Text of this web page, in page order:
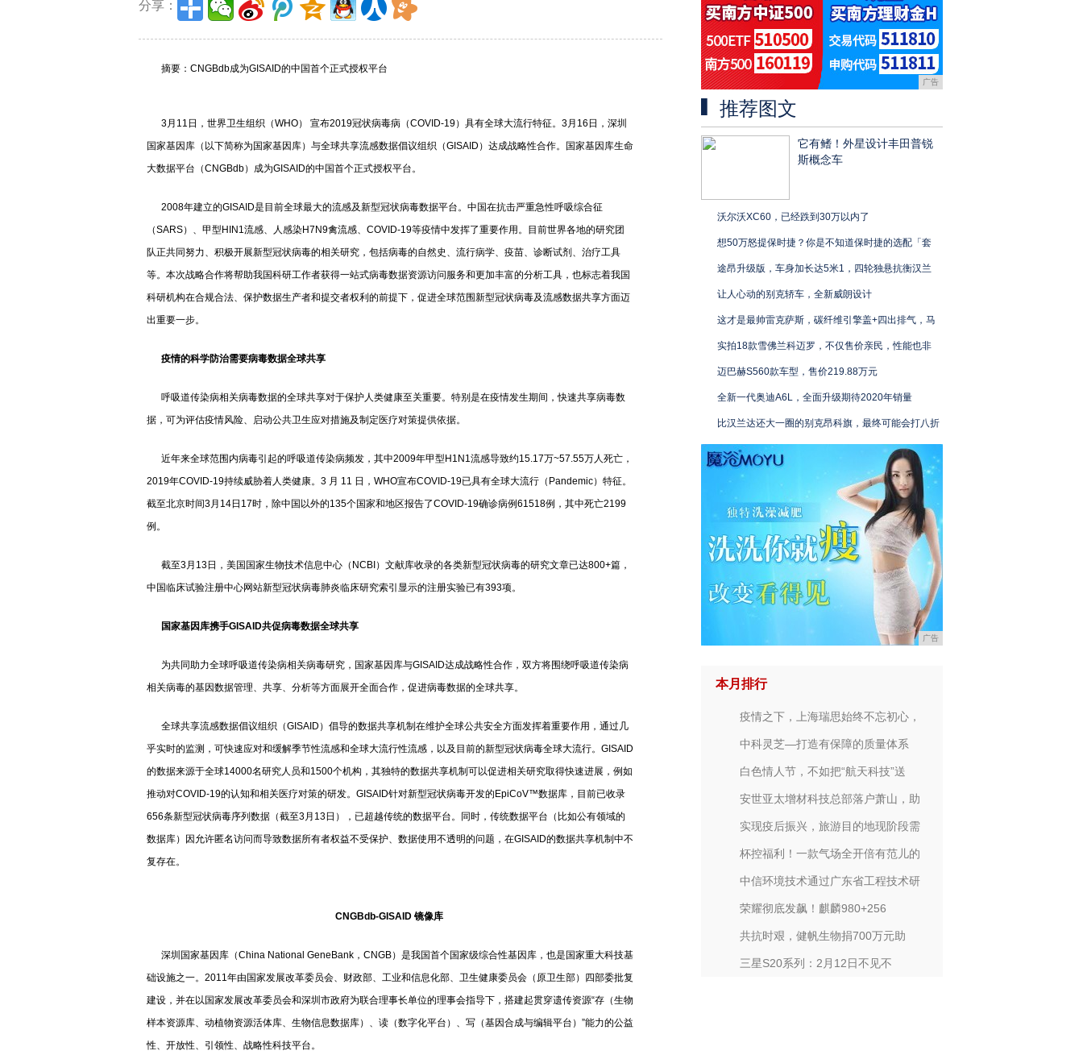
分享：
摘要：CNGBdb成为GISAID的中国首个正式授权平台
3月11日，世界卫生组织（WHO） 宣布2019冠状病毒病（COVID-19）具有全球大流行特征。3月16日，深圳
国家基因库（以下简称为国家基因库）与全球共享流感数据倡议组织（GISAID）达成战略性合作。国家基因库生命
大数据平台（CNGBdb）成为GISAID的中国首个正式授权平台。
2008年建立的GISAID是目前全球最大的流感及新型冠状病毒数据平台。中国在抗击严重急性呼吸综合征
（SARS）、甲型HIN1流感、人感染H7N9禽流感、COVID-19等疫情中发挥了重要作用。目前世界各地的研究团
队正共同努力、积极开展新型冠状病毒的相关研究，包括病毒的自然史、流行病学、疫苗、诊断试剂、治疗工具
等。本次战略合作将帮助我国科研工作者获得一站式病毒数据资源访问服务和更加丰富的分析工具，也标志着我国
科研机构在合规合法、保护数据生产者和提交者权利的前提下，促进全球范围新型冠状病毒及流感数据共享方面迈
出重要一步。
疫情的科学防治需要病毒数据全球共享
呼吸道传染病相关病毒数据的全球共享对于保护人类健康至关重要。特别是在疫情发生期间，快速共享病毒数
据，可为评估疫情风险、启动公共卫生应对措施及制定医疗对策提供依据。
近年来全球范围内病毒引起的呼吸道传染病频发，其中2009年甲型H1N1流感导致约15.17万~57.55万人死亡，
2019年COVID-19持续威胁着人类健康。3 月 11 日，WHO宣布COVID-19已具有全球大流行（Pandemic）特征。
截至北京时间3月14日17时，除中国以外的135个国家和地区报告了COVID-19确诊病例61518例，其中死亡2199
例。
截至3月13日，美国国家生物技术信息中心（NCBI）文献库收录的各类新型冠状病毒的研究文章已达800+篇，
中国临床试验注册中心网站新型冠状病毒肺炎临床研究索引显示的注册实验已有393项。
国家基因库携手GISAID共促病毒数据全球共享
为共同助力全球呼吸道传染病相关病毒研究，国家基因库与GISAID达成战略性合作，双方将围绕呼吸道传染病
相关病毒的基因数据管理、共享、分析等方面展开全面合作，促进病毒数据的全球共享。
全球共享流感数据倡议组织（GISAID）倡导的数据共享机制在维护全球公共安全方面发挥着重要作用，通过几
乎实时的监测，可快速应对和缓解季节性流感和全球大流行性流感，以及目前的新型冠状病毒全球大流行。GISAID
的数据来源于全球14000名研究人员和1500个机构，其独特的数据共享机制可以促进相关研究取得快速进展，例如
推动对COVID-19的认知和相关医疗对策的研发。GISAID针对新型冠状病毒开发的EpiCoV™数据库，目前已收录
656条新型冠状病毒序列数据（截至3月13日），已超越传统的数据平台。同时，传统数据平台（比如公有领域的
数据库）因允许匿名访问而导致数据所有者权益不受保护、数据使用不透明的问题，在GISAID的数据共享机制中不
复存在。
CNGBdb-GISAID 镜像库
深圳国家基因库（China National GeneBank，CNGB）是我国首个国家级综合性基因库，也是国家重大科技基
础设施之一。2011年由国家发展改革委员会、财政部、工业和信息化部、卫生健康委员会（原卫生部）四部委批复
建设，并在以国家发展改革委员会和深圳市政府为联合理事长单位的理事会指导下，搭建起贯穿遗传资源“存（生物
样本资源库、动植物资源活体库、生物信息数据库）、读（数字化平台）、写（基因合成与编辑平台）”能力的公益
性、开放性、引领性、战略性科技平台。
广告
推荐图文
它有鳍！外星设计丰田普锐
斯概念车
沃尔沃XC60，已经跌到30万以内了
想50万怒提保时捷？你是不知道保时捷的选配「套
途昂升级版，车身加长达5米1，四轮独悬抗衡汉兰
让人心动的别克轿车，全新威朗设计
这才是最帅雷克萨斯，碳纤维引擎盖+四出排气，马
实拍18款雪佛兰科迈罗，不仅售价亲民，性能也非
迈巴赫S560款车型，售价219.88万元
全新一代奥迪A6L，全面升级期待2020年销量
比汉兰达还大一圈的别克昂科旗，最终可能会打八折
广告
本月排行
疫情之下，上海瑞思始终不忘初心，
中科灵芝—打造有保障的质量体系
白色情人节，不如把“航天科技”送
安世亚太增材科技总部落户萧山，助
实现疫后振兴，旅游目的地现阶段需
杯控福利！一款气场全开倍有范儿的
中信环境技术通过广东省工程技术研
荣耀彻底发飙！麒麟980+256
共抗时艰，健帆生物捐700万元助
三星S20系列：2月12日不见不